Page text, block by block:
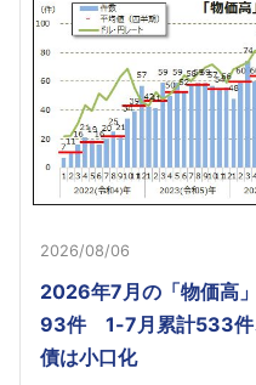
2026/08/06
2026年7月の「物価高
93件 1-7月累計533件
債は小口化